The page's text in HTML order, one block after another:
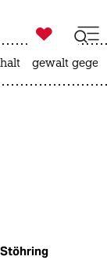

taz zahl ich
gewalt